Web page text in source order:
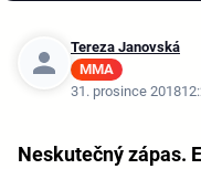
Tereza Janovská
MMA
31. prosince 2018
Neskutečný zápas.